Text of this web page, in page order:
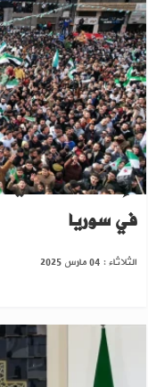
الإعلان
في سوريا
الثلاثاء : 04 مارس 2025